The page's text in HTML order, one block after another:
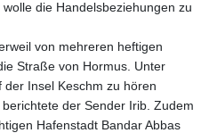
MZN 73.706953
NGN 1574.178272
NIO 42.444576
NOK 10.973636
NPR 175.604157
NZD 1.964801
die Handelsbeziehungen zu
von mehreren heftigen
Straße von Hormus. Unter
Insel Keschm zu hören
der Sender Irib. Zudem
Hafenstadt Bandar Abbas